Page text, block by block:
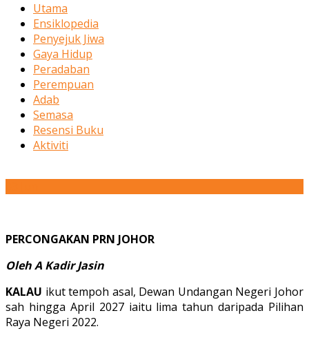
Utama
Ensiklopedia
Penyejuk Jiwa
Gaya Hidup
Peradaban
Perempuan
Adab
Semasa
Resensi Buku
Aktiviti
PERCONGAKAN PRN JOHOR
Oleh A Kadir Jasin
KALAU ikut tempoh asal, Dewan Undangan Negeri Johor
sah hingga April 2027 iaitu lima tahun daripada Pilihan
Raya Negeri 2022.